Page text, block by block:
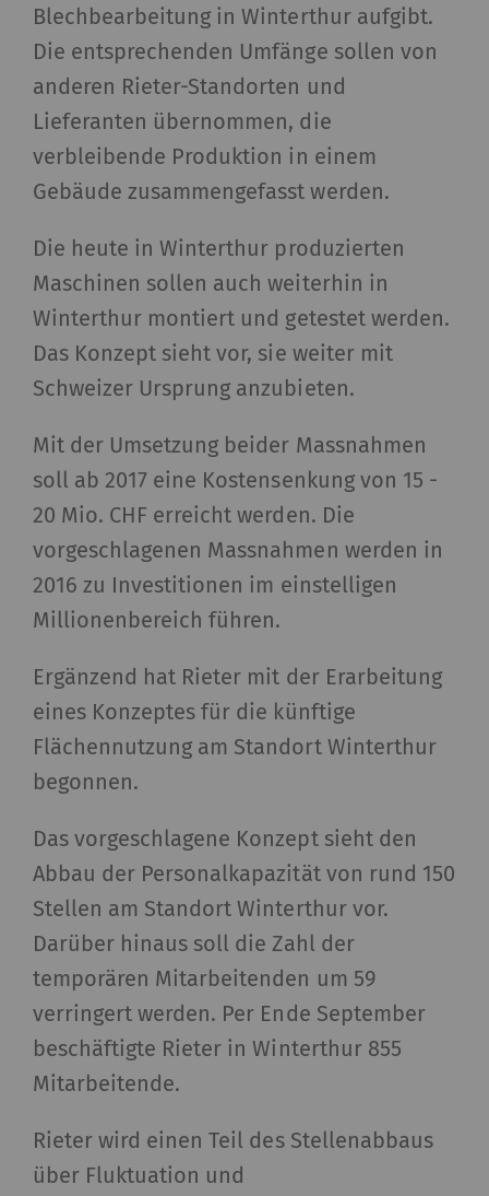
Blechbearbeitung in Winterthur aufgibt.
Die entsprechenden Umfänge sollen von
anderen Rieter-Standorten und
Lieferanten übernommen, die
verbleibende Produktion in einem
Gebäude zusammengefasst werden.
Die heute in Winterthur produzierten
Maschinen sollen auch weiterhin in
Winterthur montiert und getestet werden.
Das Konzept sieht vor, sie weiter mit
Schweizer Ursprung anzubieten.
Mit der Umsetzung beider Massnahmen
soll ab 2017 eine Kostensenkung von 15 -
20 Mio. CHF erreicht werden. Die
vorgeschlagenen Massnahmen werden in
2016 zu Investitionen im einstelligen
Millionenbereich führen.
Ergänzend hat Rieter mit der Erarbeitung
eines Konzeptes für die künftige
Flächennutzung am Standort Winterthur
begonnen.
Das vorgeschlagene Konzept sieht den
Abbau der Personalkapazität von rund 150
Stellen am Standort Winterthur vor.
Darüber hinaus soll die Zahl der
temporären Mitarbeitenden um 59
verringert werden. Per Ende September
beschäftigte Rieter in Winterthur 855
Mitarbeitende.
Rieter wird einen Teil des Stellenabbaus
über Fluktuation und